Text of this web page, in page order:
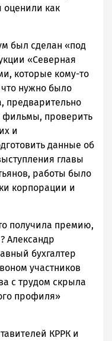
как
был сделан «под
«Северная
которые кому-то
нужно было
предварительно
проверить
и
данные об
главы
работы было
корпорации и
получила премию,
Александр
бухгалтер
участников
с трудом скрыла
профиля»
КРРК и